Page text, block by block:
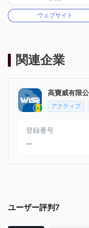
マーケットメイ
MT4フルライセンス
ウェブサイト
関連企業
高寶威有限
アクティブ
登録番号
--
ユーザー評判7